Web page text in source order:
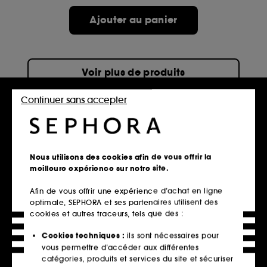
Ajouter au panier
Voir plus de produits
Accueil Parfum Parfum femme
de senteurs fraîches et élégantes. Sephora présente sa
sélection d'eaux de toilette
précieuses et délicates, qui laissent un léger parfum sur la
peau. Leur sillage discret
nous laisse rêveuse, indéniablement attirée par cette
douce odeur.
Retrait en magasin
Nous utilisons des cookies afin de vous offrir la
meilleure expérience sur notre site.
Afin de vous offrir une expérience d’achat en ligne
optimale, SEPHORA et ses partenaires utilisent des
cookies et autres traceurs, tels que des :
Cookies techniques : ils sont nécessaires pour
vous permettre d’accéder aux différentes
catégories, produits et services du site et sécuriser
Continuer sans accepter